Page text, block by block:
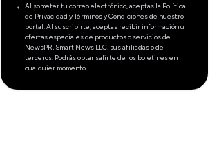
Al someter tu correo electrónico, aceptas la Política
de Privacidad y Términos y Condiciones de nuestro
portal. Al suscribirte, aceptas recibir información u
ofertas especiales de productos o servicios de
NewsPR, Smart News LLC, sus afiliadas o de
terceros. Podrás optar salirte de los boletines en
cualquier momento.